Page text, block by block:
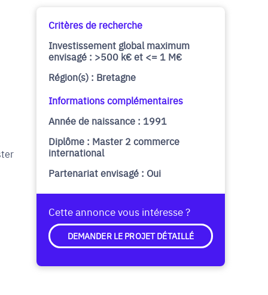
Critères de recherche
Investissement global maximum
envisagé : >500 k€ et <= 1 M€
Région(s) : Bretagne
Informations complémentaires
Année de naissance : 1991
Diplôme : Master 2 commerce
international
Partenariat envisagé : Oui
Cette annonce vous intéresse ?
DEMANDER LE PROJET DÉTAILLÉ